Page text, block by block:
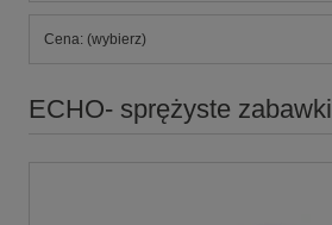
Cena: (wybierz)
ECHO- sprężyste zabawki